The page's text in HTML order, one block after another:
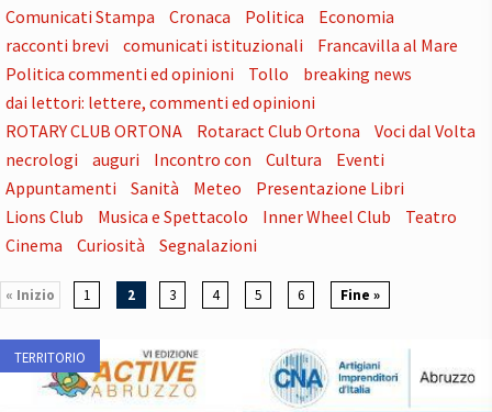
Comunicati Stampa
Cronaca Politica
Economia
racconti brevi
comunicati istituzionali
Francavilla al Mare
Politica commenti ed opinioni
Tollo
breaking news
dai lettori: lettere, commenti ed opinioni
ROTARY CLUB ORTONA
Rotaract Club Ortona
Voci dal Volta
necrologi
auguri Incontro con Cultura
Eventi
Appuntamenti
Sanità Meteo
Presentazione Libri
Lions Club
Musica e Spettacolo Inner Wheel Club
Teatro
Cinema
Curiosità Segnalazioni
« Inizio 1 2 3 4 5 6 Fine »
TERRITORIO